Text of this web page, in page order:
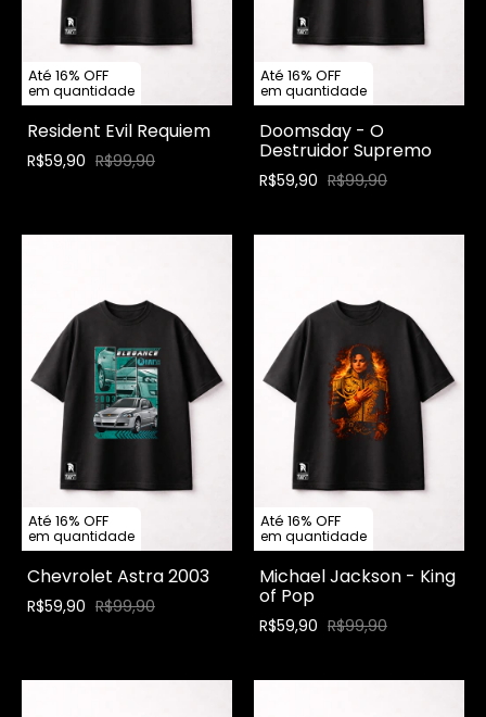
Até 16% OFF
em quantidade
Resident Evil Requiem
R$59,90 R$99,90
Até 16% OFF
em quantidade
Doomsday - O
Destruidor Supremo
R$59,90 R$99,90
Até 16% OFF
em quantidade
Chevrolet Astra 2003
R$59,90 R$99,90
Até 16% OFF
em quantidade
Michael Jackson - King
of Pop
R$59,90 R$99,90